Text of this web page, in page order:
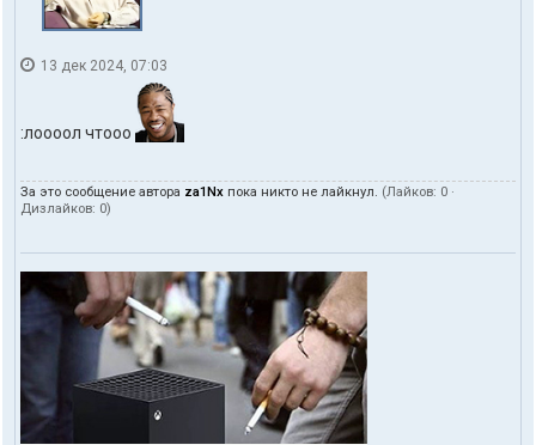
13 дек 2024, 07:03
:лоооол чтооо
За это сообщение автора za1Nx пока никто не лайкнул. (Лайков: 0 ·
Дизлайков: 0)